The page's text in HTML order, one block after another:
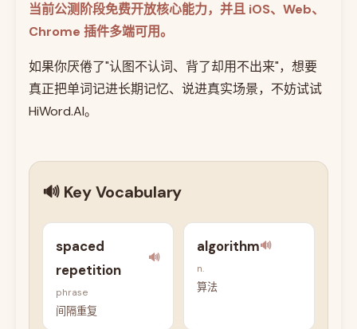
当前公测阶段免费开放核心能力，并且 iOS、Web、
Chrome 插件多端可用。
如果你厌倦了"认图不认词、背了却用不出来"，想要
真正把单词记进长期记忆、说进真实场景，不妨试试
HiWord.AI。
🔊 Key Vocabulary
spaced
repetition
🔊
phrase
间隔重复
algorithm🔊
n.
算法